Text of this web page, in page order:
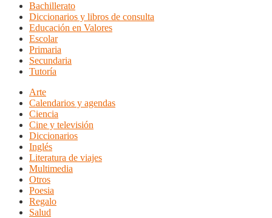
Bachillerato
Diccionarios y libros de consulta
Educación en Valores
Escolar
Primaria
Secundaria
Tutoría
Arte
Calendarios y agendas
Ciencia
Cine y televisión
Diccionarios
Inglés
Literatura de viajes
Multimedia
Otros
Poesia
Regalo
Salud